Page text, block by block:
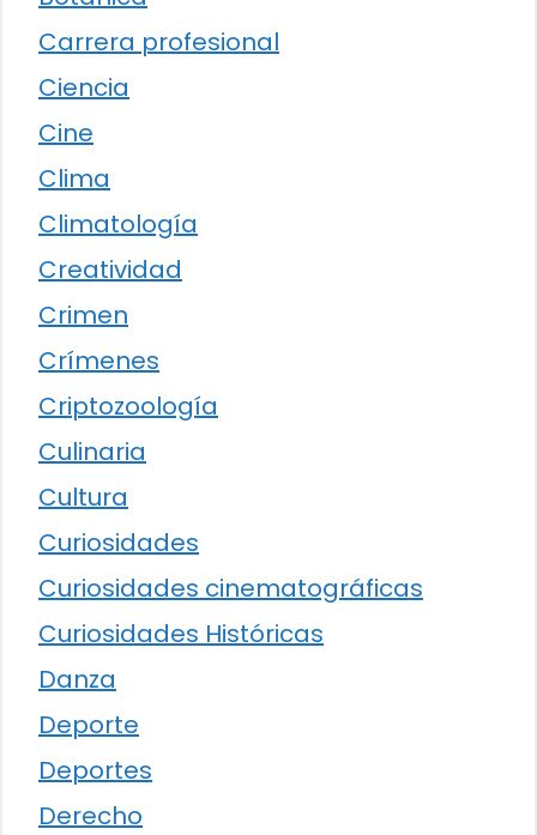
Carrera profesional
Ciencia
Cine
Clima
Climatología
Creatividad
Crimen
Crímenes
Criptozoología
Culinaria
Cultura
Curiosidades
Curiosidades cinematográficas
Curiosidades Históricas
Danza
Deporte
Deportes
Derecho